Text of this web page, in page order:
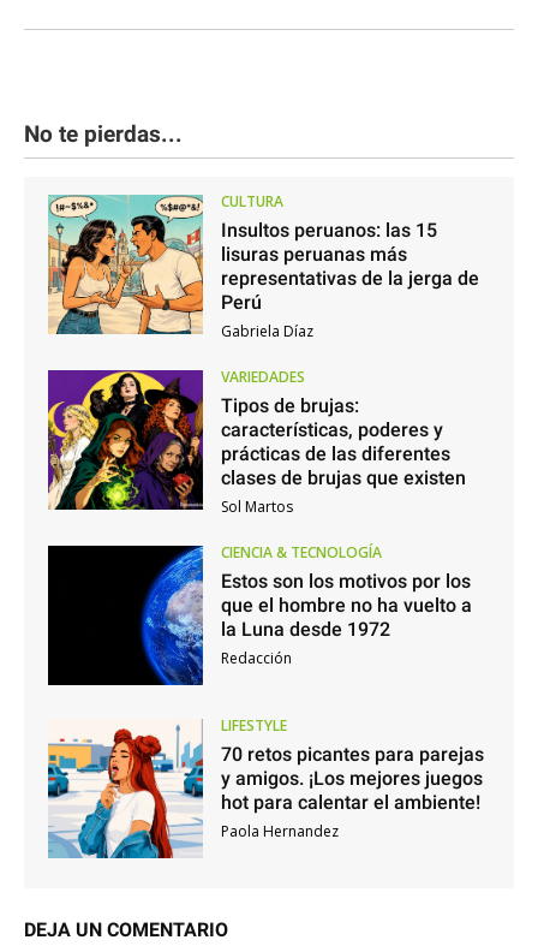
No te pierdas...
CULTURA
Insultos peruanos: las 15
lisuras peruanas más
representativas de la jerga de
Perú
Gabriela Díaz
VARIEDADES
Tipos de brujas:
características, poderes y
prácticas de las diferentes
clases de brujas que existen
Sol Martos
CIENCIA & TECNOLOGÍA
Estos son los motivos por los
que el hombre no ha vuelto a
la Luna desde 1972
Redacción
LIFESTYLE
70 retos picantes para parejas
y amigos. ¡Los mejores juegos
hot para calentar el ambiente!
Paola Hernandez
DEJA UN COMENTARIO